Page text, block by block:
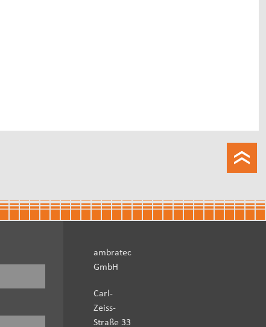
ambratec
GmbH
Carl-
Zeiss-
Straße 33